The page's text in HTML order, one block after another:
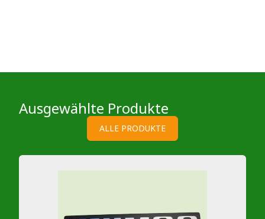
Ausgewählte Produkte
ALLE PRODUKTE